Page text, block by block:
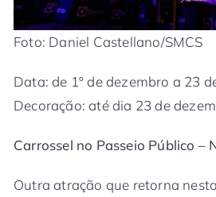
Foto: Daniel Castellano/SMCS
Data: de 1º de dezembro a 23
Decoração: até dia 23 de
Carrossel no Passeio Público –
Outra atração que retorna